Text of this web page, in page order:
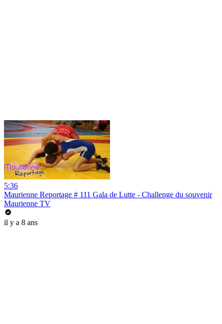
5:36
Maurienne Reportage # 111 Gala de Lutte - Challenge du souvenir
Maurienne TV
il y a 8 ans